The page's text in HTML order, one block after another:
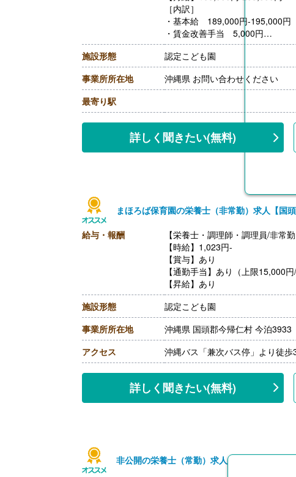
［内訳］
・基本給 189,000円-195,000円
・賃金改善手当 5,000円
・特殊業務手当 5,000円
【賞与】年2回（計2.60ヶ月分）※
【通勤手当】あり（上限10,500
【昇給】あり（1月あたり2,000円
施設形態
認定こども園
事業所所在地
沖縄県 お問い合わせください
最寄り駅
詳しく聞きたい(無料)
まほろば保育園の栄養士（非常勤）求人【国
給与・報酬
【栄養士・調理師・調理員/非常勤
【時給】1,023円-
【賞与】あり
【通勤手当】あり（上限15,000円/
【昇給】あり
施設形態
認定こども園
事業所所在地
沖縄県 国頭郡今帰仁村 今泊3933
アクセス
沖縄バス「兼次バス停」より徒
詳しく聞きたい(無料)
非公開の栄養士（常勤）求人